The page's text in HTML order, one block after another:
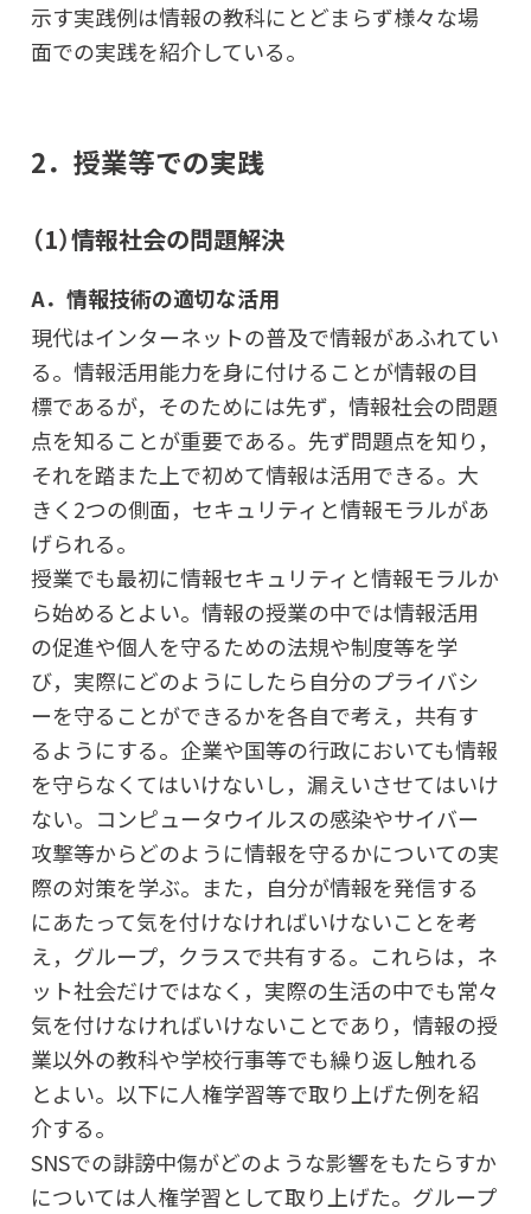
示す実践例は情報の教科にとどまらず様々な場
面での実践を紹介している。
2．授業等での実践
（1）情報社会の問題解決
A．情報技術の適切な活用
現代はインターネットの普及で情報があふれてい
る。情報活用能力を身に付けることが情報の目
標であるが，そのためには先ず，情報社会の問題
点を知ることが重要である。先ず問題点を知り，
それを踏また上で初めて情報は活用できる。大
きく2つの側面，セキュリティと情報モラルがあ
げられる。
授業でも最初に情報セキュリティと情報モラルか
ら始めるとよい。情報の授業の中では情報活用
の促進や個人を守るための法規や制度等を学
び，実際にどのようにしたら自分のプライバシ
ーを守ることができるかを各自で考え，共有す
るようにする。企業や国等の行政においても情報
を守らなくてはいけないし，漏えいさせてはいけ
ない。コンピュータウイルスの感染やサイバー
攻撃等からどのように情報を守るかについての実
際の対策を学ぶ。また，自分が情報を発信する
にあたって気を付けなければいけないことを考
え，グループ，クラスで共有する。これらは，ネ
ット社会だけではなく，実際の生活の中でも常々
気を付けなければいけないことであり，情報の授
業以外の教科や学校行事等でも繰り返し触れる
とよい。以下に人権学習等で取り上げた例を紹
介する。
SNSでの誹謗中傷がどのような影響をもたらすか
については人権学習として取り上げた。グループ